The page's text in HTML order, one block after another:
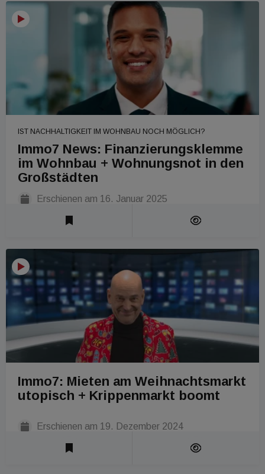
IST NACHHALTIGKEIT IM WOHNBAU NOCH MÖGLICH?
Immo7 News: Finanzierungsklemme
im Wohnbau + Wohnungsnot in den
Großstädten
Erschienen am 16. Januar 2025
Immo7: Mieten am Weihnachtsmarkt
utopisch + Krippenmarkt boomt
Erschienen am 19. Dezember 2024